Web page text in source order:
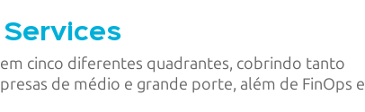
Services
cinco diferentes quadrantes, cobrindo tanto
de médio e grande porte, além de FinOps e